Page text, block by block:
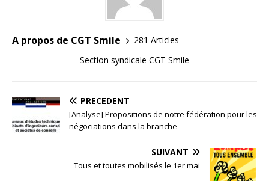
A propos de CGT Smile
281 Articles
Section syndicale CGT Smile
PRÉCÉDENT
[Analyse] Propositions de notre fédération pour les
négociations dans la branche
SUIVANT
Tous et toutes mobilisés le 1er mai